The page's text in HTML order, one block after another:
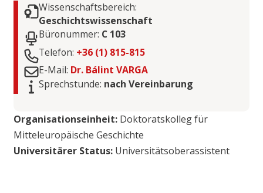
Wissenschaftsbereich:
Geschichtswissenschaft
Büronummer: C 103
Telefon: +36 (1) 815-815
E-Mail: Dr. Bálint VARGA
Sprechstunde: nach Vereinbarung
Organisationseinheit: Doktoratskolleg für
Mitteleuropäische Geschichte
Universitärer Status: Universitätsoberassistent